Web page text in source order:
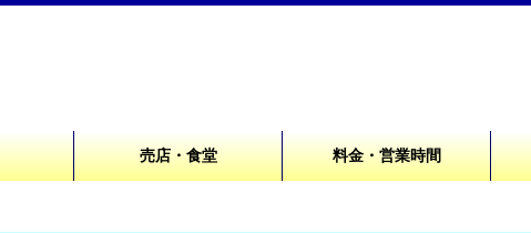
売店・食堂 料金・営業時間